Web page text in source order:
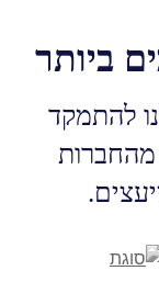
ביותר
להתמקד